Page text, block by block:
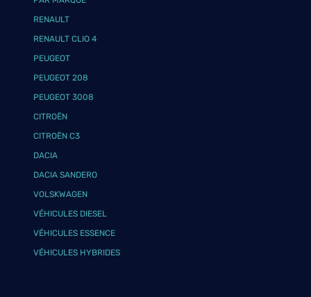
RENAULT
RENAULT CLIO 4
PEUGEOT
PEUGEOT 208
PEUGEOT 3008
CITROËN
CITROËN C3
DACIA
DACIA SANDERO
VOLSKWAGEN
VÉHICULES DIESEL
VÉHICULES ESSENCE
VÉHICULES HYBRIDES